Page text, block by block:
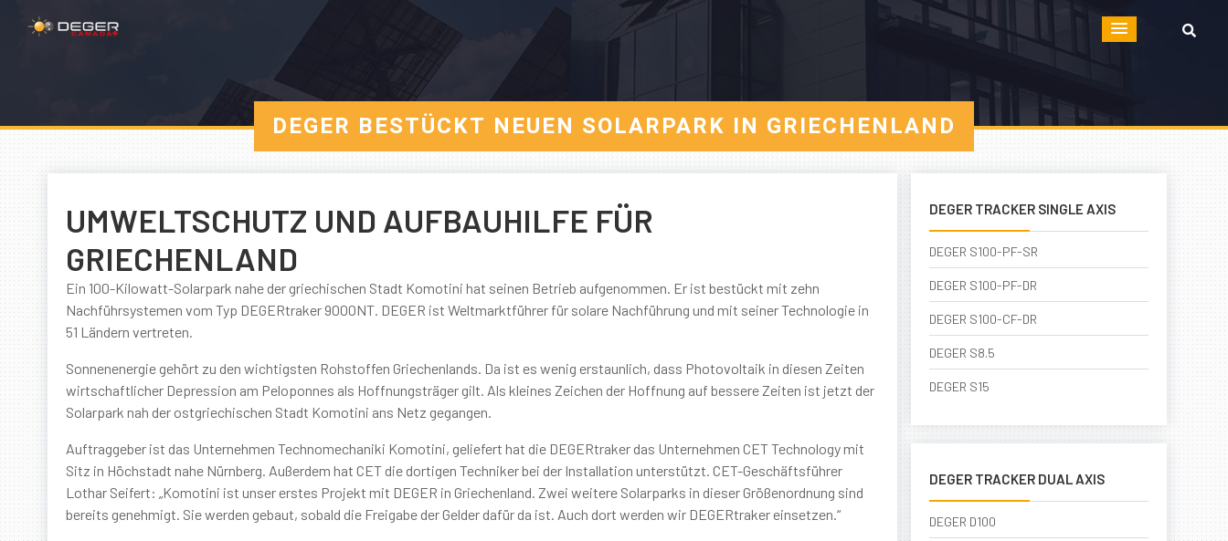
DEGER BESTÜCKT NEUEN SOLARPARK IN GRIECHENLAND
UMWELTSCHUTZ UND AUFBAUHILFE FÜR
GRIECHENLAND
Ein 100-Kilowatt-Solarpark nahe der griechischen Stadt Komotini hat seinen Betrieb aufgenommen. Er ist bestückt mit zehn
Nachführsystemen vom Typ DEGERtraker 9000NT. DEGER ist Weltmarktführer für solare Nachführung und mit seiner Technologie in
51 Ländern vertreten.
Sonnenenergie gehört zu den wichtigsten Rohstoffen Griechenlands. Da ist es wenig erstaunlich, dass Photovoltaik in diesen Zeiten
wirtschaftlicher Depression am Peloponnes als Hoffnungsträger gilt. Als kleines Zeichen der Hoffnung auf bessere Zeiten ist jetzt der
Solarpark nah der ostgriechischen Stadt Komotini ans Netz gegangen.
Auftraggeber ist das Unternehmen Technomechaniki Komotini, geliefert hat die DEGERtraker das Unternehmen CET Technology mit
Sitz in Höchstadt nahe Nürnberg. Außerdem hat CET die dortigen Techniker bei der Installation unterstützt. CET-Geschäftsführer
Lothar Seifert: „Komotini ist unser erstes Projekt mit DEGER in Griechenland. Zwei weitere Solarparks in dieser Größenordnung sind
bereits genehmigt. Sie werden gebaut, sobald die Freigabe der Gelder dafür da ist. Auch dort werden wir DEGERtraker einsetzen.“
DEGER TRACKER SINGLE AXIS
DEGER S100-PF-SR
DEGER S100-PF-DR
DEGER S100-CF-DR
DEGER S8.5
DEGER S15
DEGER TRACKER DUAL AXIS
DEGER D100